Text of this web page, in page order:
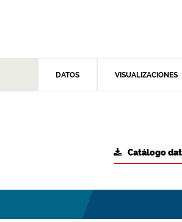
DATOS VISUALIZACIONES
Catálogo